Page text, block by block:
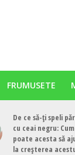
FRUMUSETE
De ce să-ți speli
cu ceai negru: Cum
poate acesta să
la creșterea